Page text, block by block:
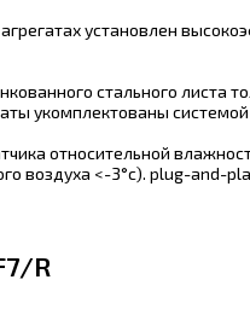
установлен
стального
укомплектованы
относительной
воздуха <-3°c). plug-and-
R